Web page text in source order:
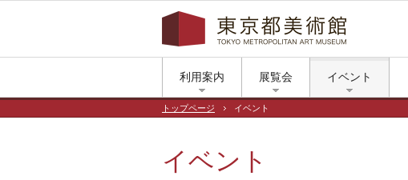
利用案内 展覧会 イベント
トップページ イベント
イベント